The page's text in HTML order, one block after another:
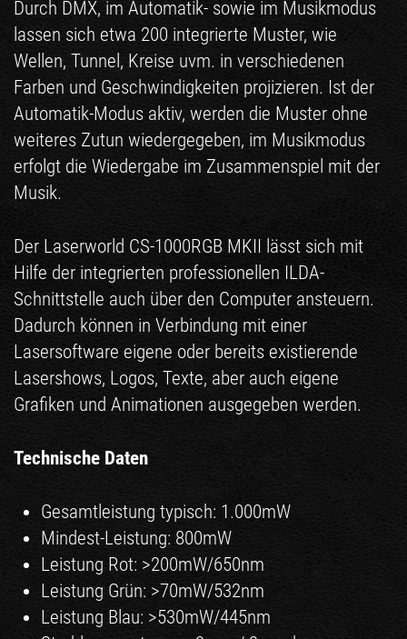
Durch DMX, im Automatik- sowie im Musikmodus
lassen sich etwa 200 integrierte Muster, wie
Wellen, Tunnel, Kreise uvm. in verschiedenen
Farben und Geschwindigkeiten projizieren. Ist der
Automatik-Modus aktiv, werden die Muster ohne
weiteres Zutun wiedergegeben, im Musikmodus
erfolgt die Wiedergabe im Zusammenspiel mit der
Musik.
Der Laserworld CS-1000RGB MKII lässt sich mit
Hilfe der integrierten professionellen ILDA-
Schnittstelle auch über den Computer ansteuern.
Dadurch können in Verbindung mit einer
Lasersoftware eigene oder bereits existierende
Lasershows, Logos, Texte, aber auch eigene
Grafiken und Animationen ausgegeben werden.
Technische Daten
Gesamtleistung typisch: 1.000mW
Mindest-Leistung: 800mW
Leistung Rot: >200mW/650nm
Leistung Grün: >70mW/532nm
Leistung Blau: >530mW/445nm